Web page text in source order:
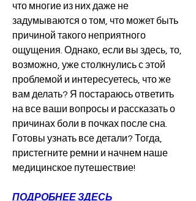
что многие из них даже не
задумываются о том, что может быть
причиной такого неприятного
ощущения. Однако, если вы здесь, то,
возможно, уже столкнулись с этой
проблемой и интересуетесь, что же
вам делать? Я постараюсь ответить
на все ваши вопросы и рассказать о
причинах боли в почках после сна.
Готовы узнать все детали? Тогда,
пристегните ремни и начнем наше
медицинское путешествие!
ПОДРОБНЕЕ ЗДЕСЬ